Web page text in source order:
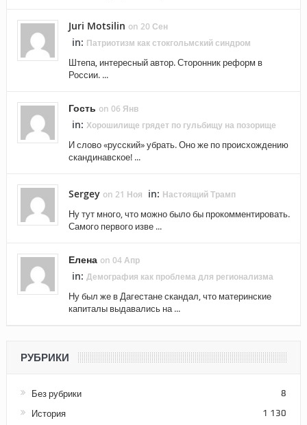
Juri Motsilin on 20 Сен
in: Патриотизм как стокгольмский синдром
Штепа, интересный автор. Сторонник реформ в
России. ...
Гость on 06 Янв
in: Хорошилище грядет по гульбищу на позорище
И слово «русский» убрать. Оно же по происхождению
скандинавское! ...
Sergey on 21 Ноя in: Настоящий Трамп
Ну тут много, что можно было бы прокомментировать.
Самого первого изве ...
Елена on 04 Апр
in: Демография как проблема для регионализма
Ну был же в Дагестане скандал, что материнские
капиталы выдавались на ...
РУБРИКИ
Без рубрики 8
История 1 130